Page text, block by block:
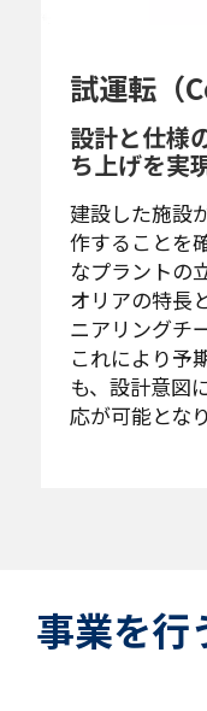
試運転（
設計と仕様
ち上げを実
建設した施設
作することを
なプラントの
オリアの特長
ニアリングチ
これにより予
も、設計意図
応が可能とな
事業を行